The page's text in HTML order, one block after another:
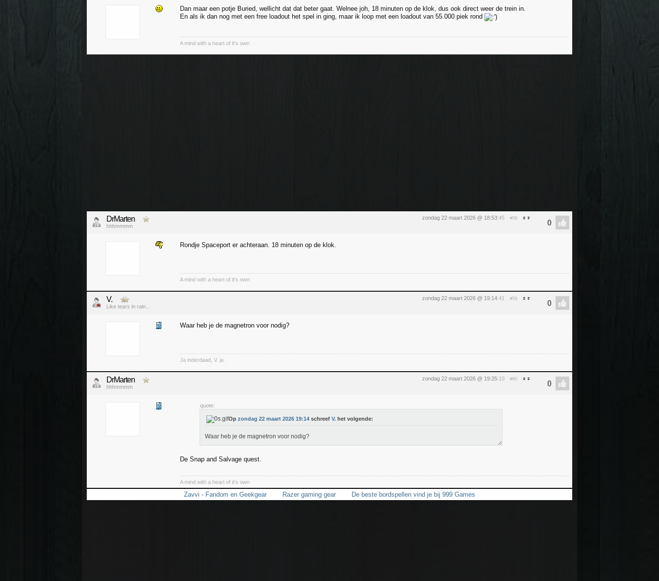
Dan maar een potje Buried, wellicht dat dat beter gaat. Welnee joh, 18 minuten op de klok, dus ook direct weer de trein in.
En als ik dan nog met een free loadout het spel in ging, maar ik loop met een loadout van 55.000 piek rond
A mind with a heart of it's own
zondag 22 maart 2026 @ 18:53:45 #58
DrMarten
hhhmmmm
Rondje Spaceport er achteraan. 18 minuten op de klok.
A mind with a heart of it's own
zondag 22 maart 2026 @ 19:14:41 #59
V.
Like tears in rain...
Waar heb je de magnetron voor nodig?
Ja inderdaad, V. ja.
zondag 22 maart 2026 @ 19:25:10 #60
DrMarten
hhhmmmm
quote:
Op zondag 22 maart 2026 19:14 schreef V. het volgende:
Waar heb je de magnetron voor nodig?
De Snap and Salvage quest.
A mind with a heart of it's own
Zavvi - Fandom en Geekgear Razer gaming gear De beste bordspellen vind je bij 999 Games